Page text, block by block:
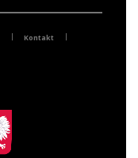
Kontakt